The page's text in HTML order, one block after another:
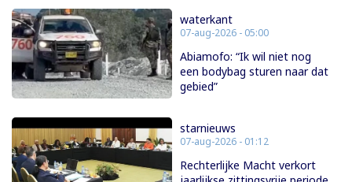
waterkant
07-aug-2026 - 05:00
Abiamofo: “Ik wil niet nog
een bodybag sturen naar dat
gebied”
starnieuws
07-aug-2026 - 01:12
Rechterlijke Macht verkort